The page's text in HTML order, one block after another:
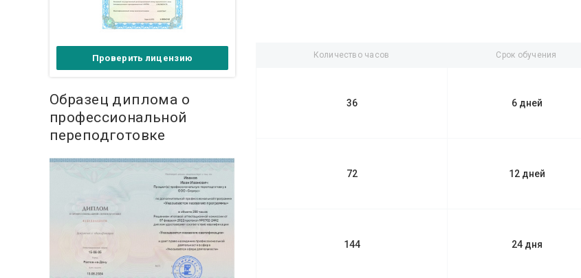
Количество часов Срок обучения
36 6 дней
72 12 дней
144 24 дня
Проверить лицензию
Образец диплома о
профессиональной
переподготовке